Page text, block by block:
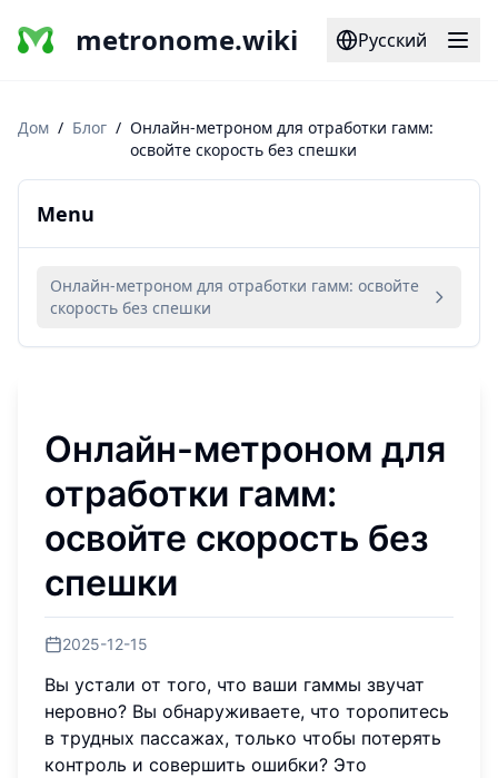
metronome.wiki Русский
Дом / Блог / Онлайн-метроном для отработки гамм:
освойте скорость без спешки
Menu
Онлайн-метроном для отработки гамм: освойте
скорость без спешки
Онлайн-метроном для
отработки гамм:
освойте скорость без
спешки
2025-12-15
Вы устали от того, что ваши гаммы звучат
неровно? Вы обнаруживаете, что торопитесь
в трудных пассажах, только чтобы потерять
контроль и совершить ошибки? Это